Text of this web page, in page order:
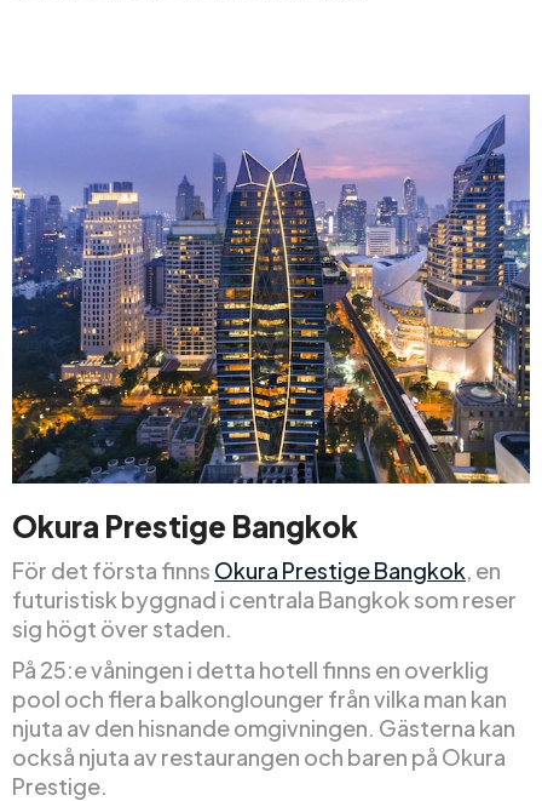
Okura Prestige Bangkok
För det första finns Okura Prestige Bangkok, en
futuristisk byggnad i centrala Bangkok som reser
sig högt över staden.
På 25:e våningen i detta hotell finns en overklig
pool och flera balkonglounger från vilka man kan
njuta av den hisnande omgivningen. Gästerna kan
också njuta av restaurangen och baren på Okura
Prestige.